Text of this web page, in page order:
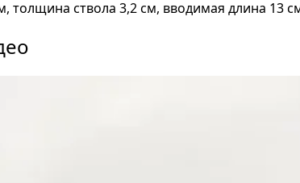
толщина ствола 3,2 см, вводимая длина 13